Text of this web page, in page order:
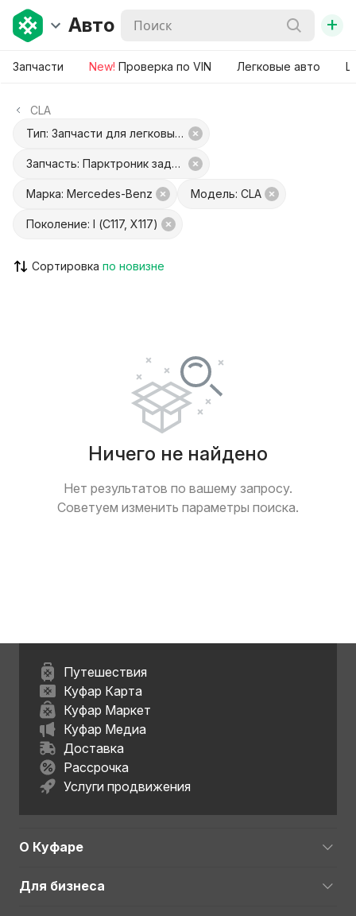
Авто +
Запчасти New! Проверка по VIN Легковые авто
CLA
Тип: Запчасти для легковых авто
Запчасть: Парктроник задний
Марка: Mercedes-Benz Модель: CLA
Поколение: I (C117, X117)
Сортировка
Ничего не найдено
Нет результатов по вашему запросу.
Советуем изменить параметры поиска.
Путешествия
Куфар Карта
Куфар Маркет
Куфар Медиа
Доставка
Рассрочка
Услуги продвижения
О Куфаре
Для бизнеса